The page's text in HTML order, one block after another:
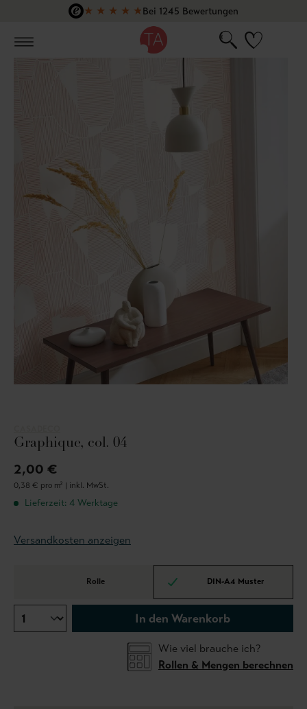
Zum Hauptinhalt springen
★ ★ ★ ★ ★Bei 1245 Bewertungen
Graphique, col. 04
2,00 €
0,38 € pro m² | inkl. MwSt.
Lieferzeit: 4 Werktage
Versandkosten anzeigen
Rolle DIN-A4 Muster
In den Warenkorb
Wie viel brauche ich?
Rollen & Mengen berechnen